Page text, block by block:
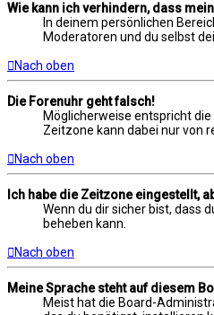
Wie kann ich verhindern, dass
In deinem persönlichen
Moderatoren und du selbst
Nach oben
Die Forenuhr geht falsch!
Möglicherweise entspricht
Zeitzone kann dabei nur von
Nach oben
Ich habe die Zeitzone eingestellt,
Wenn du dir sicher bist, dass
beheben kann.
Nach oben
Meine Sprache steht auf diesem
Meist hat die Board-